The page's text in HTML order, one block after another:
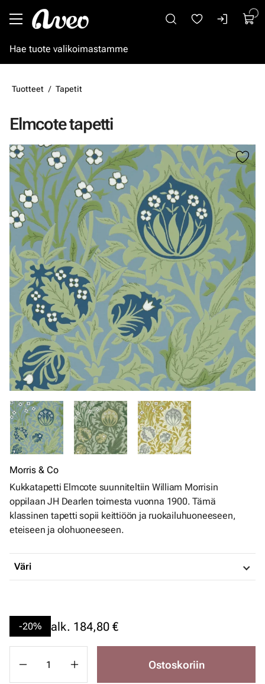
Tuotteet Tapetit
Elmcote tapetti
Ohita kuvat
Morris & Co
Kukkatapetti Elmcote suunniteltiin William Morrisin
oppilaan JH Dearlen toimesta vuonna 1900. Tämä
klassinen tapetti sopii keittiöön ja ruokailuhuoneeseen,
eteiseen ja olohuoneeseen.
Väri
-20% alk. 184,80 €
Ostoskoriin